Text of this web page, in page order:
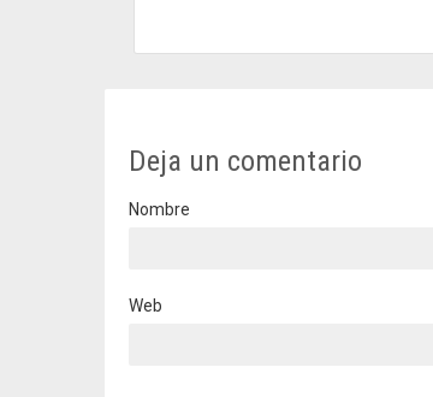
Deja un comentario
Nombre
Web